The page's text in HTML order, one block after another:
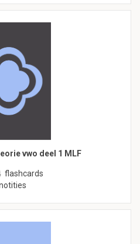
vwo deel 1 MLF
flashcards